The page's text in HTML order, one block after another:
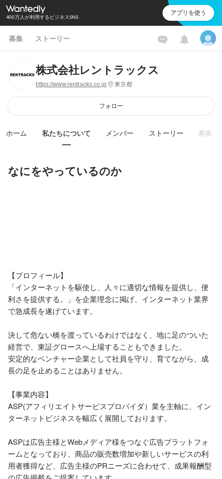
400万人が利用するビジネスSNS アプリを使う
募集 ストーリー
株式会社レントラックス
https://www.rentracks.co.jp 東京都
フォロー
ホーム 私たちについて メンバー ストーリー 募集
なにをやっているのか
【プロフィール】
「インターネットを駆使し、人々に適切な情報を提供し、便
利さを提供する。」を企業理念に掲げ、インターネット業界
で急成長を遂げています。
決して危ない橋を渡っているわけではなく、地に足のついた
経営で、東証グロースへ上場することもできました。
安定的なベンチャー企業として社員を守り、育てながら、成
長の足を止めることはありません。
【事業内容】
ASP(アフィリエイトサービスプロバイダ）業を主軸に、イン
ターネットビジネスを幅広く展開しております。
ASPは広告主様とWebメディア様をつなぐ広告プラットフォ
ームとなっており、商品の販売数増加や新しいサービスの利
用者獲得など、広告主様のPRニーズに合わせて、成果報酬型